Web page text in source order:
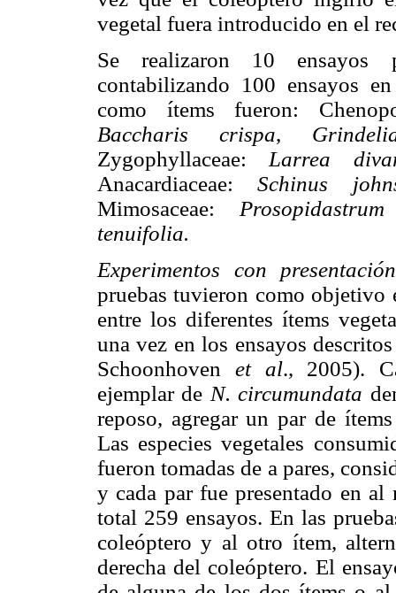
vegetal fuera introducido en el
Se realizaron 10 ensayos
contabilizando 100 ensayos
como ítems fueron:
Baccharis crispa,
Zygophyllaceae: Larrea
Anacardiaceae:Schinus
Mimosaceae:
tenuifolia.
Experimentos con
pruebas tuvieron como objetivo
entre los diferentes ítems
una vez en los ensayos
Schoonhoven et al., 2005).
ejemplar de N. circumundata
reposo, agregar un par de
Las especies vegetales
fueron tomadas de a pares,
y cada par fue presentado en al
total 259 ensayos. En las
coleóptero y al otro ítem,
derecha del coleóptero. El